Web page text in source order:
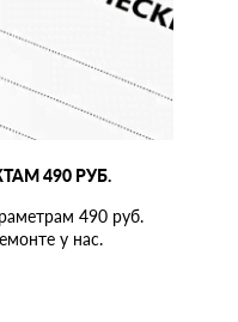
490 РУБ.
490 руб.
у нас.